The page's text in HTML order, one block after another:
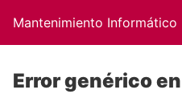
Mantenimiento Informático
Error genérico